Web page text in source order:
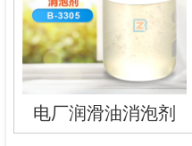
电厂润滑油消泡剂